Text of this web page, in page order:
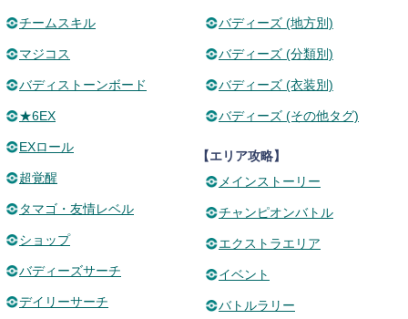
チームスキル
マジコス
バディストーンボード
★6EX
EXロール
超覚醒
タマゴ・友情レベル
ショップ
バディーズサーチ
デイリーサーチ
バディーズ (地方別)
バディーズ (分類別)
バディーズ (衣装別)
バディーズ (その他タグ)
【エリア攻略】
メインストーリー
チャンピオンバトル
エクストラエリア
イベント
バトルラリー